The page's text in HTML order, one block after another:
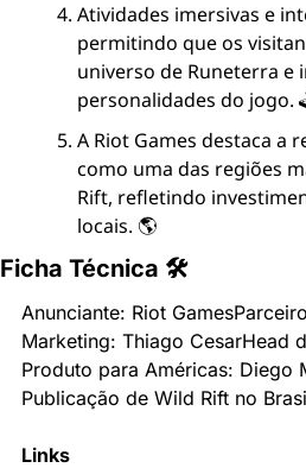
Atividades imersivas e
permitindo que os
universo de Runeterra e
personalidades do jogo.
A Riot Games destaca a
como uma das regiões
Rift, refletindo
locais. 🌎
Ficha Técnica 🛠
Anunciante: Riot Games
Marketing: Thiago CesarHead
Produto para Américas: Diego
Publicação de Wild Rift no
Links